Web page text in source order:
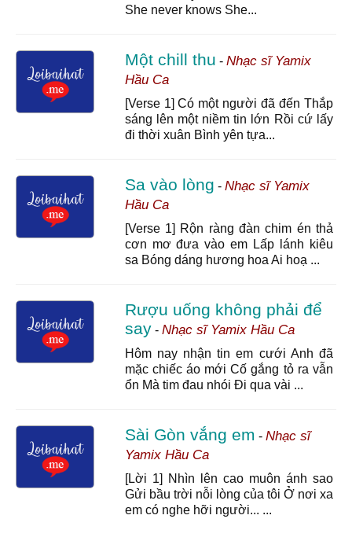
She never knows She...
Một chill thu - Nhạc sĩ Yamix
Hầu Ca
[Verse 1] Có một người đã đến Thắp
sáng lên một niềm tin lớn Rồi cứ lấy
đi thời xuân Bình yên tựa...
Sa vào lòng - Nhạc sĩ Yamix
Hầu Ca
[Verse 1] Rộn ràng đàn chim én thả
cơn mơ đưa vào em Lấp lánh kiêu
sa Bóng dáng hương hoa Ai hoạ ...
Rượu uống không phải để
say- Nhạc sĩ Yamix Hầu Ca
Hôm nay nhận tin em cưới Anh đã
mặc chiếc áo mới Cố gắng tỏ ra vẫn
ổn Mà tim đau nhói Đi qua vài ...
Sài Gòn vắng em - Nhạc sĩ
Yamix Hầu Ca
[Lời 1] Nhìn lên cao muôn ánh sao
Gửi bầu trời nỗi lòng của tôi Ở nơi xa
em có nghe hỡi người... ...